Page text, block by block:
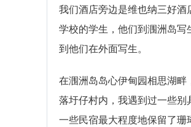
我们酒店旁边是维也纳三好酒
学校的学生，他们到涠洲岛写
到他们在外面写生。
在涠洲岛岛心伊甸园相思湖畔
落圩仔村内，我遇到过一些别
一些民宿最大程度地保留了珊